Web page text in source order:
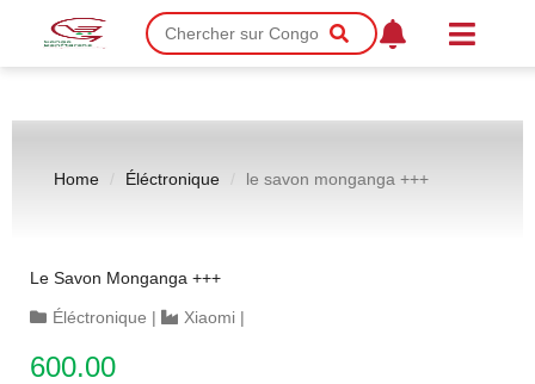
Home Éléctronique le savon monganga +++
Le Savon Monganga +++
Éléctronique | Xiaomi |
600.00